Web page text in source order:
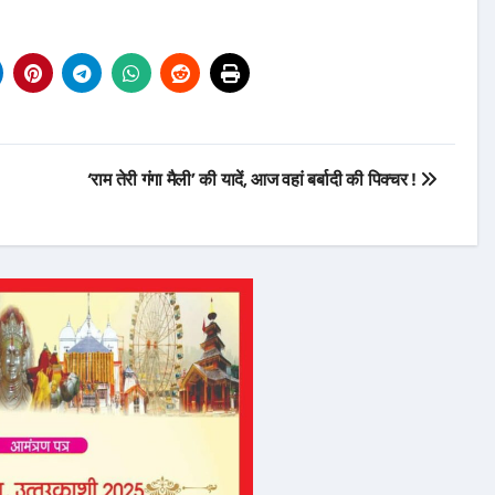
‘राम तेरी गंगा मैली’ की यादें, आज वहां बर्बादी की पिक्चर !
को करें
को कभी भी नही बताने चाहिए
2024